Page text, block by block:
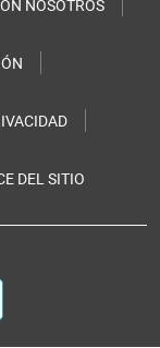
NOSOTROS
DEL SITIO